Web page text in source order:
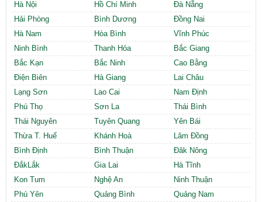
Hà Nội Hồ Chí Minh
Đà Nẵng
Hải Phòng
Bình Dương
Đồng Nai
Hà Nam
Hòa Bình
Vĩnh Phúc
Ninh Bình
Thanh Hóa
Bắc Giang
Bắc Kạn
Bắc Ninh
Cao Bằng
Điện Biên
Hà Giang
Lai Châu
Lạng Sơn
Lao Cai
Nam Định
Phú Thọ
Sơn La
Thái Bình
Thái Nguyên
Tuyên Quang
Yên Bái
Thừa T. Huế
Khánh Hoà
Lâm Đồng
Bình Định
Bình Thuận
Đăk Nông
ĐắkLắk
Gia Lai
Hà Tĩnh
Kon Tum
Nghệ An
Ninh Thuận
Phú Yên
Quảng Bình
Quảng Nam